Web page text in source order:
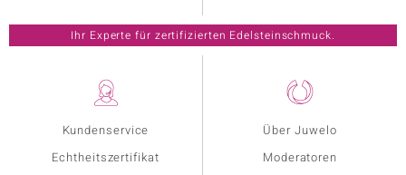
Kundenservice
Echtheitszertifikat
Über Juwelo
Moderatoren
Ihr Experte für zertifizierten Edelsteinschmuck.